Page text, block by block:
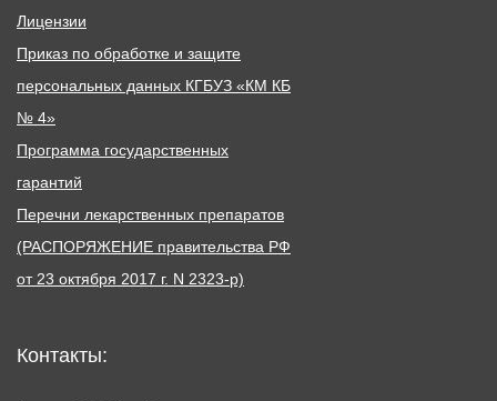
Лицензии
Приказ по обработке и защите
персональных данных КГБУЗ «КМ КБ
№ 4»
Программа государственных
гарантий
Перечни лекарственных препаратов
(РАСПОРЯЖЕНИЕ правительства РФ
от 23 октября 2017 г. N 2323-р)
Контакты: